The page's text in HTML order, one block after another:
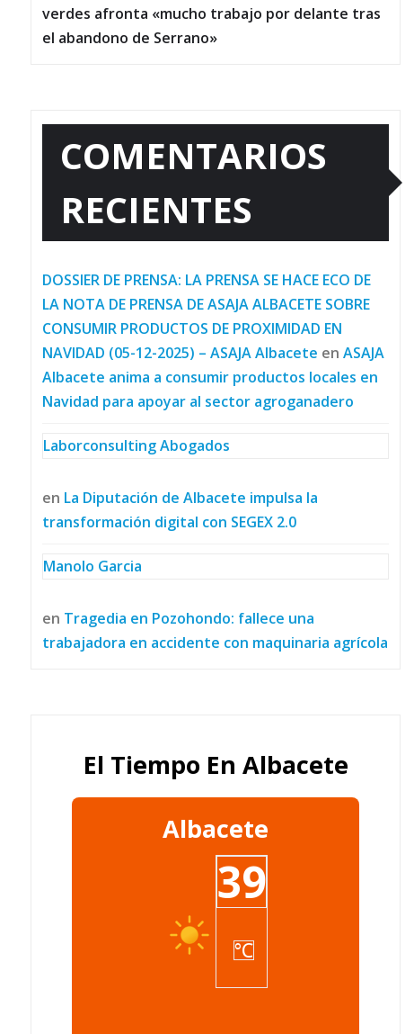
verdes afronta «mucho trabajo por delante tras
el abandono de Serrano»
COMENTARIOS
RECIENTES
DOSSIER DE PRENSA: LA PRENSA SE HACE ECO DE
LA NOTA DE PRENSA DE ASAJA ALBACETE SOBRE
CONSUMIR PRODUCTOS DE PROXIMIDAD EN
NAVIDAD (05-12-2025) – ASAJA Albacete en ASAJA
Albacete anima a consumir productos locales en
Navidad para apoyar al sector agroganadero
Laborconsulting Abogados
en La Diputación de Albacete impulsa la
transformación digital con SEGEX 2.0
Manolo Garcia
en Tragedia en Pozohondo: fallece una
trabajadora en accidente con maquinaria agrícola
El Tiempo En Albacete
Albacete
39
°C